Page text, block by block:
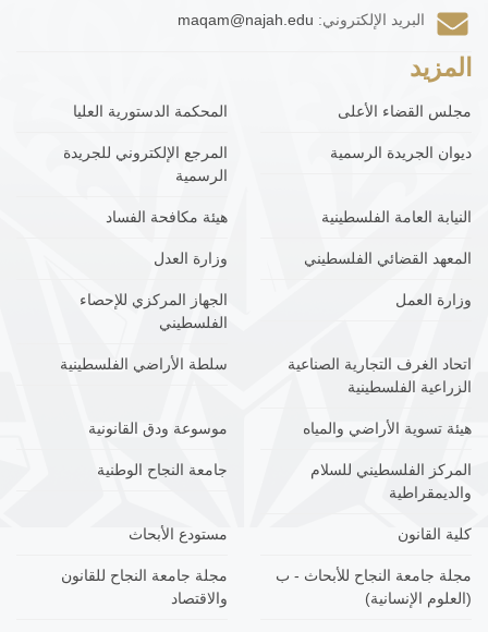
البريد الإلكتروني: maqam@najah.edu
المزيد
مجلس القضاء الأعلى المحكمة الدستورية العليا
ديوان الجريدة الرسمية
المرجع الإلكتروني للجريدة
الرسمية
النيابة العامة الفلسطينية هيئة مكافحة الفساد
المعهد القضائي الفلسطيني وزارة العدل
وزارة العمل
الجهاز المركزي للإحصاء
الفلسطيني
اتحاد الغرف التجارية الصناعية
الزراعية الفلسطينية
سلطة الأراضي الفلسطينية
هيئة تسوية الأراضي والمياه موسوعة ودق القانونية
المركز الفلسطيني للسلام
والديمقراطية
جامعة النجاح الوطنية
كلية القانون مستودع الأبحاث
مجلة جامعة النجاح للأبحاث - ب
(العلوم الإنسانية)
مجلة جامعة النجاح للقانون
والاقتصاد